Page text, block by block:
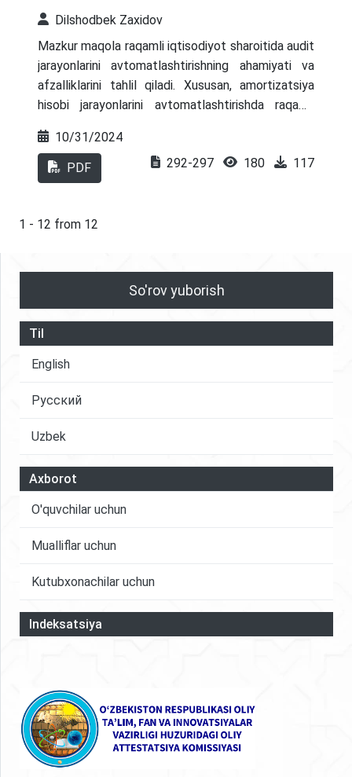
qilish uchun tavsiyalar keltirilgan.
Dilshodbek Zaxidov
Mazkur maqola raqamli iqtisodiyot sharoitida audit
jarayonlarini avtomatlashtirishning ahamiyati va
afzalliklarini tahlil qiladi. Xususan, amortizatsiya
hisobi jarayonlarini avtomatlashtirishda raqamli
algoritmlar yordamida ma'lumotlarni tezkor va aniq
tahlil qilish, auditorlik tekshiruvlarini
optimallashtirish, resurslardan samarali foydalanish
beriladi. Ushbu yondashuv orqali xatolarni sezilarli
10/31/2024
PDF 292-297 180 117
1 - 12 from 12
So'rov yuborish
Til
English
Русский
Uzbek
Axborot
O'quvchilar uchun
Mualliflar uchun
Kutubxonachilar uchun
Indeksatsiya